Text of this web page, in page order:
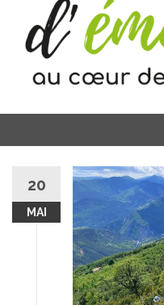
contenu
20
MAI